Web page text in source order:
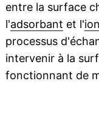
entre la surface
l'adsorbant et l'
processus
intervenir à la
fonctionnant de